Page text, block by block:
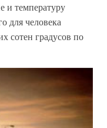
и температуру
для человека
сотен градусов по